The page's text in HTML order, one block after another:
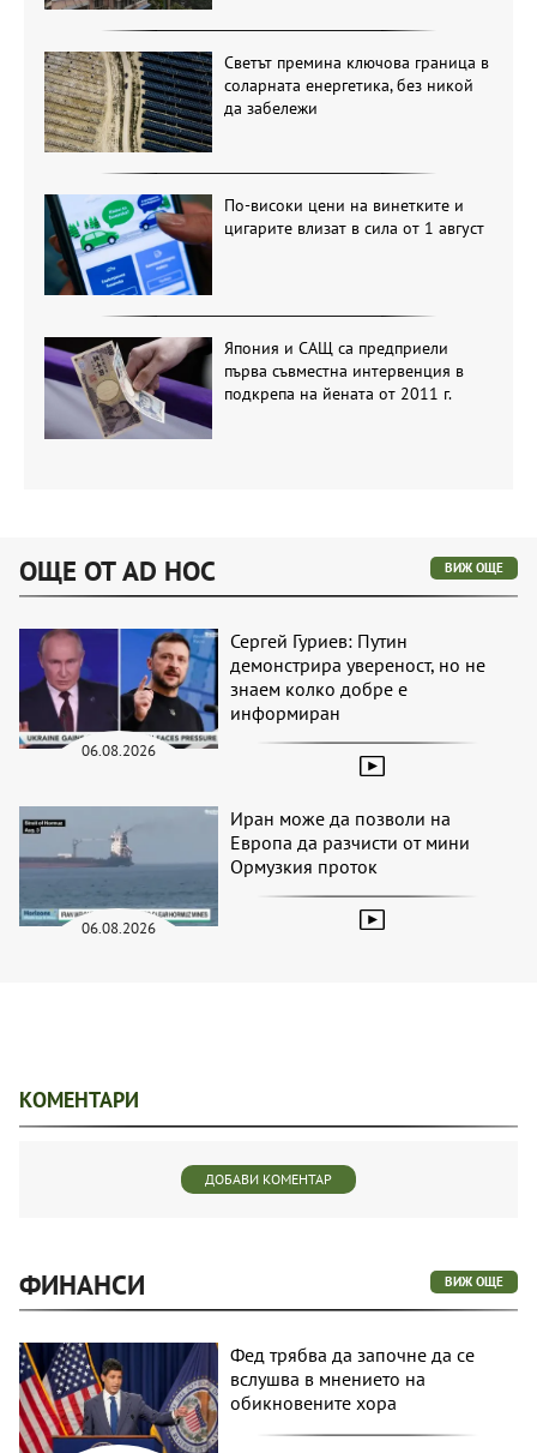
Светът премина ключова граница в
соларната енергетика, без никой
да забележи
По-високи цени на винетките и
цигарите влизат в сила от 1 август
Япония и САЩ са предприели
първа съвместна интервенция в
подкрепа на йената от 2011 г.
ОЩЕ ОТ AD HOC ВИЖ ОЩЕ
06.08.2026
Сергей Гуриев: Путин
демонстрира увереност, но не
знаем колко добре е
информиран
06.08.2026
Иран може да позволи на
Европа да разчисти от мини
Ормузкия проток
КОМЕНТАРИ
ДОБАВИ КОМЕНТАР
ФИНАНСИ ВИЖ ОЩЕ
Фед трябва да започне да се
вслушва в мнението на
обикновените хора